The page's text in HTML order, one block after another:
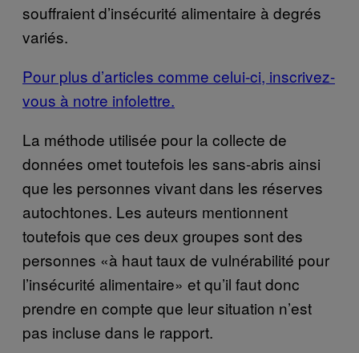
souffraient d’insécurité alimentaire à degrés
variés.
Pour plus d’articles comme celui-ci, inscrivez-
vous à notre infolettre.
La méthode utilisée pour la collecte de
données omet toutefois les sans-abris ainsi
que les personnes vivant dans les réserves
autochtones. Les auteurs mentionnent
toutefois que ces deux groupes sont des
personnes «à haut taux de vulnérabilité pour
l’insécurité alimentaire» et qu’il faut donc
prendre en compte que leur situation n’est
pas incluse dans le rapport.